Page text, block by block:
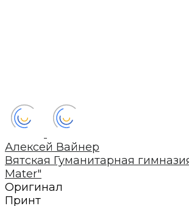
Алексей Вайнер
Вятская Гуманитарная
Mater"
Оригинал
Принт